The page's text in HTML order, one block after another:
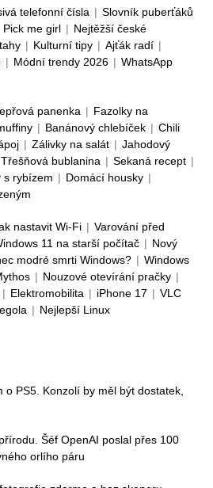
telefonní čísla | Slovník puberťáků
Pick me girl | Nejtěžší české
| Kulturní tipy | Ajťák radí |
| Módní trendy 2026 | WhatsApp
panenka | Fazolky na
| Banánový chlebíček | Chili
| Zálivky na salát | Jahodový
Třešňová bublanina | Sekaná recept |
s rybízem | Domácí housky |
nastavit Wi-Fi | Varování před
11 na starší počítač | Nový
modré smrti Windows? | Windows
| Nouzové otevírání pračky |
| Elektromobilita | iPhone 17 | VLC
| Nejlepší Linux
o PS5. Konzolí by měl být dostatek,
Šéf OpenAI poslal přes 100
orlího páru